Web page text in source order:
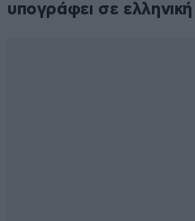
υπογράφει σε